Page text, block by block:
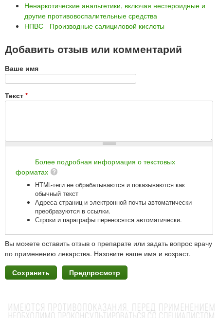
Ненаркотические анальгетики, включая нестероидные и
другие противовоспалительные средства
НПВС - Производные салициловой кислоты
Добавить отзыв или комментарий
Ваше имя
Текст *
Более подробная информация о текстовых
форматах
HTML-теги не обрабатываются и показываются как
обычный текст
Адреса страниц и электронной почты автоматически
преобразуются в ссылки.
Строки и параграфы переносятся автоматически.
Вы можете оставить отзыв о препарате или задать вопрос врачу
по применению лекарства. Назовите ваше имя и возраст.